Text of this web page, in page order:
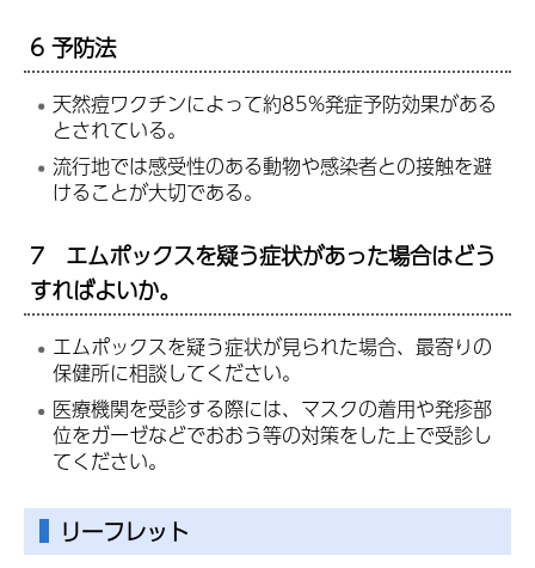
6 予防法
天然痘ワクチンによって約85%発症予防効果がある
とされている。
流行地では感受性のある動物や感染者との接触を避
けることが大切である。
7 エムポックスを疑う症状があった場合はどう
すればよいか。
エムポックスを疑う症状が見られた場合、最寄りの
保健所に相談してください。
医療機関を受診する際には、マスクの着用や発疹部
位をガーゼなどでおおう等の対策をした上で受診し
てください。
リーフレット